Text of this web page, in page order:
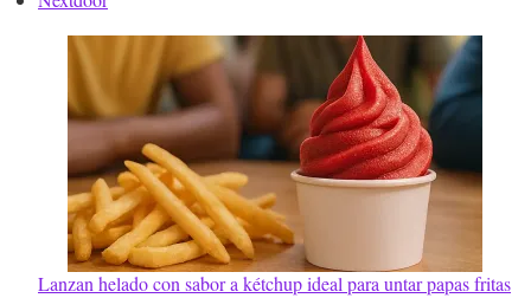
Lanzan helado con sabor a kétchup ideal para untar papas fritas